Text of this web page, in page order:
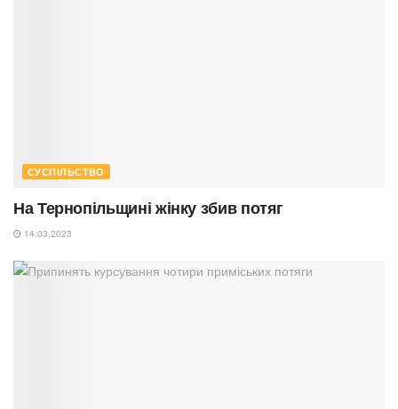
СУСПІЛЬСТВО
На Тернопільщині жінку збив потяг
14.03.2023